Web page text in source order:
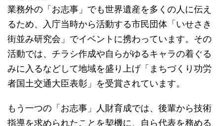
業務外の「お志事」でも世界遺産を多くの人に伝え
るため、入庁当時から活動する市民団体「いせさき
街並み研究会」でイベントに携わっています。その
活動では、チラシ作成や自らがゆるキャラの着ぐる
みに入るなどして地域を盛り上げ「まちづくり功労
者国土交通大臣表彰」を受賞されています。
もう一つの「お志事」人財育成では、後輩から技術
指導を求められたことを契機に、自ら代表を務める